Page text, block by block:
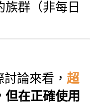
群（非每日
論來看， 超
但在正確使用